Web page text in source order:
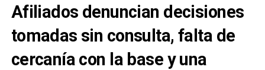
Afiliados denuncian decisiones
tomadas sin consulta, falta de
cercanía con la base y una